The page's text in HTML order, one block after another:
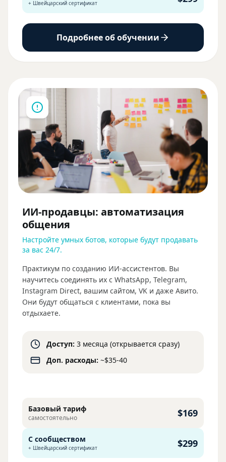
+ Швейцарский сертификат
Подробнее об обучении
ИИ-продавцы: автоматизация
общения
Настройте умных ботов, которые будут продавать
за вас 24/7.
Практикум по созданию ИИ-ассистентов. Вы
научитесь соединять их с WhatsApp, Telegram,
Instagram Direct, вашим сайтом, VK и даже Авито.
Они будут общаться с клиентами, пока вы
отдыхаете.
Доступ: 3 месяца (открывается сразу)
Доп. расходы: ~$35-40
Базовый тариф
самостоятельно $169
С сообществом
+ Швейцарский сертификат $299